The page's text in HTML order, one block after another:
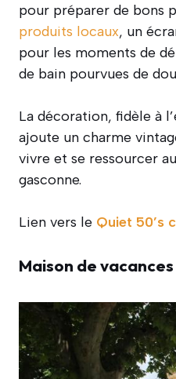
pour préparer de bons
produits locaux, un
pour les moments de
de bain pourvues de
La décoration, fidèle à
ajoute un charme
vivre et se ressourcer
gasconne.
Lien vers le Quiet 50’s
Maison de